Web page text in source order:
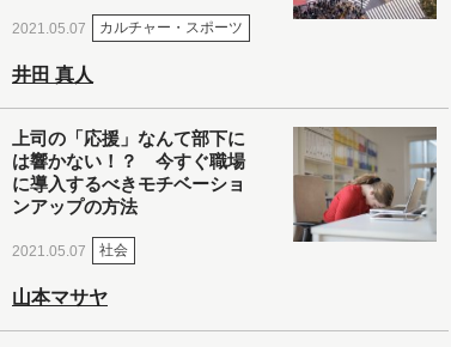
2021.05.07 カルチャー・スポーツ
井田 真人
上司の「応援」なんて部下に
は響かない！？ 今すぐ職場
に導入するべきモチベーショ
ンアップの方法
2021.05.07 社会
山本マサヤ